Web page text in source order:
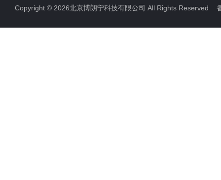
Copyright © 2026北京博朗宁科技有限公司 All Rights Reserved